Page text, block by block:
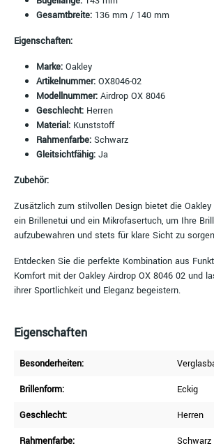
Gesamtbreite: 136 mm / 140 mm
Eigenschaften:
Marke: Oakley
Artikelnummer: OX8046-02
Modellnummer: Airdrop OX 8046
Geschlecht: Herren
Material: Kunststoff
Rahmenfarbe: Schwarz
Gleitsichtfähig: Ja
Zubehör:
Zusätzlich zum stilvollen Design bietet die Oakley
ein Brillenetui und ein Mikrofasertuch, um Ihre
aufzubewahren und stets für klare Sicht zu
Entdecken Sie die perfekte Kombination aus
Komfort mit der Oakley Airdrop OX 8046 02 und
ihrer Sportlichkeit und Eleganz begeistern.
Eigenschaften
Besonderheiten:
Brillenform:
Eckig
Geschlecht:
Herren
Rahmenfarbe:
Schwarz